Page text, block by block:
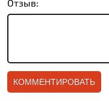
Отзыв: